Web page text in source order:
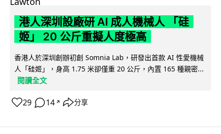
港人深圳設廠研 AI 成人機械人 「硅
姬」 20 公斤重擬人度極高
香港人於深圳創辦初創 Somnia Lab，研發出首款 AI 性愛機械
人「硅姬」，身高 1.75 米卻僅重 20 公斤，內置 165 種親密...
閱讀全文
29 14 ↗ 分享